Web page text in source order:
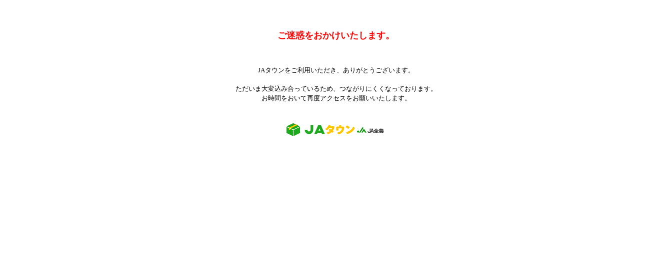
ご迷惑をおかけいたします。
JAタウンをご利用いただき、ありがとうございます。
ただいま大変込み合っているため、つながりにくくなっております。
お時間をおいて再度アクセスをお願いいたします。